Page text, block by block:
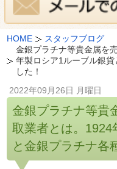
HOME
スタッフブログ
金銀プラチナ等貴金属を
年製ロシア1ルーブル銀
した！
2022年09月26日 月曜日
金銀プラチナ等貴
取業者とは。1924
と金銀プラチナ各